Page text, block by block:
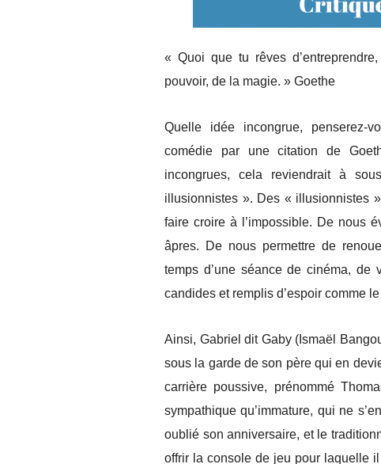
« Quoi que tu rêves
pouvoir, de la magie. » Goethe
Quelle idée incongrue, penserez-
comédie par une citation de
incongrues, cela reviendrait à
illusionnistes ». Des « illusionnistes
faire croire à l’impossible. De nous
âpres. De nous permettre de
temps d’une séance de cinéma,
candides et remplis d’espoir comme
Ainsi, Gabriel dit Gaby (Ismaël
sous la garde de son père qui en
carrière poussive, prénommé
sympathique qu’immature, qui ne
oublié son anniversaire, et le
offrir la console de jeu pour laquelle